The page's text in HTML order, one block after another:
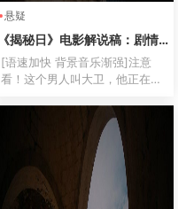
悬疑
《揭秘日》电影解说稿：剧情
完整版+结局真相（影视解说文
案）
[语速加快 背景音乐渐强]注意
看！这个男人叫大卫，他正在经
来都是同一天！这不是《土拨鼠
之日》的浪漫喜剧，而是一场细
思极恐的死亡循环！（音效：时
钟滴答声突然停滞）[镜头切换